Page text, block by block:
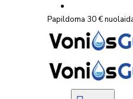
Papildoma 30 €